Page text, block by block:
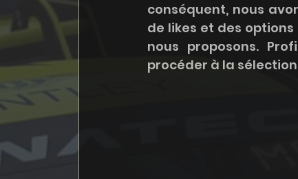
conséquent, nous
de likes et des
nous proposons.
procéder à la